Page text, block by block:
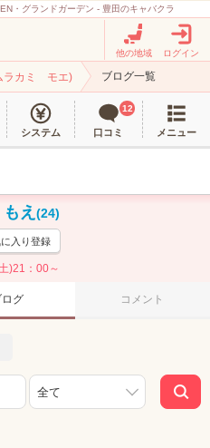
・グランドガーデン - 豊田のキャバクラ
他の地域 ログイン
ラカミ モエ) ブログ一覧
システム 口コミ
12
メニュー
え (24)
入り登録
)21：00～
ログ コメント